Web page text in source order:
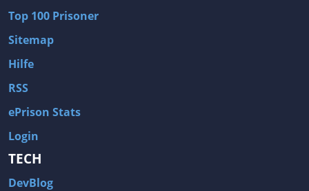
Top 100 Prisoner
Sitemap
Hilfe
RSS
ePrison Stats
Login
TECH
DevBlog